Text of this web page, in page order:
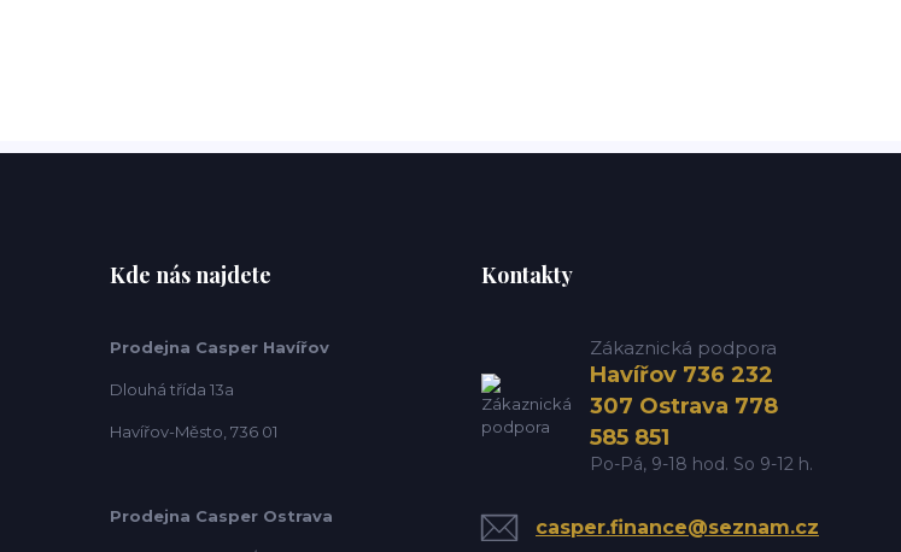
Kde nás najdete
Prodejna Casper Havířov
Dlouhá třída 13a
Havířov-Město, 736 01
Prodejna Casper Ostrava
Kontakty
Zákaznická podpora
Havířov 736 232
307 Ostrava 778
585 851
Po-Pá, 9-18 hod. So 9-12 h.
casper.finance@seznam.cz